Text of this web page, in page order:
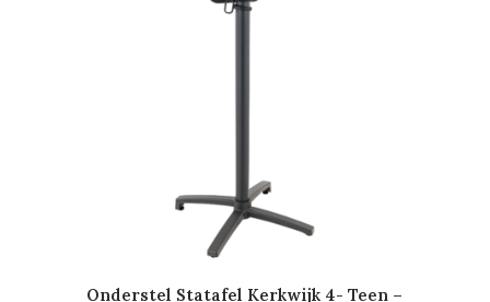
Onderstel Statafel Kerkwijk 4- Teen –